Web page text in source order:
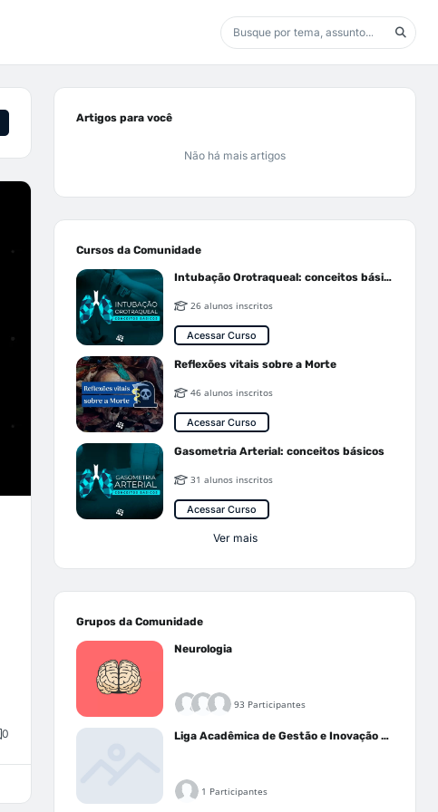
0
Artigos para você
Não há mais artigos
Cursos da Comunidade
Intubação Orotraqueal: conceitos básicos
26 alunos inscritos
Acessar Curso
Reflexões vitais sobre a Morte
46 alunos inscritos
Acessar Curso
Gasometria Arterial: conceitos básicos
31 alunos inscritos
Acessar Curso
Ver mais
Grupos da Comunidade
Neurologia
93 Participantes
Liga Acadêmica de Gestão e Inovação Médica - LAGIM
1 Participantes